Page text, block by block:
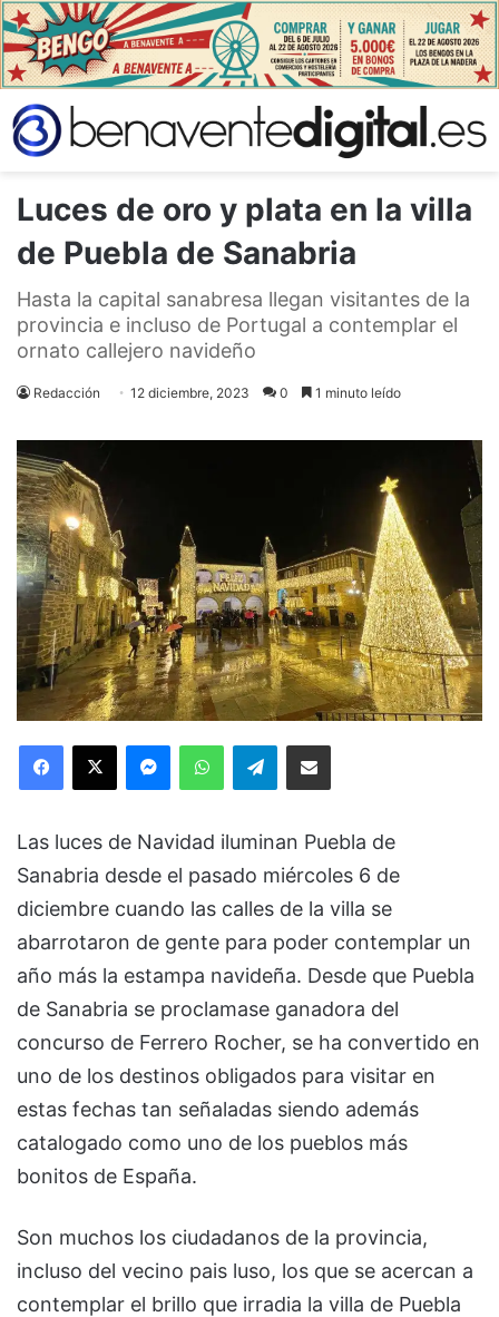
Luces de oro y plata en la villa
de Puebla de Sanabria
Hasta la capital sanabresa llegan visitantes de la
provincia e incluso de Portugal a contemplar el
ornato callejero navideño
Redacción 12 diciembre, 2023 0 1 minuto leído
Facebook
X MessengerWhatsAppTelegramCompartir via Email
Las luces de Navidad iluminan Puebla de
Sanabria desde el pasado miércoles 6 de
diciembre cuando las calles de la villa se
abarrotaron de gente para poder contemplar un
año más la estampa navideña. Desde que Puebla
de Sanabria se proclamase ganadora del
concurso de Ferrero Rocher, se ha convertido en
uno de los destinos obligados para visitar en
estas fechas tan señaladas siendo además
catalogado como uno de los pueblos más
bonitos de España.
Son muchos los ciudadanos de la provincia,
incluso del vecino pais luso, los que se acercan a
contemplar el brillo que irradia la villa de Puebla